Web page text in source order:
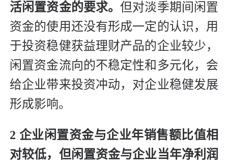
活闲置资金的要求。但对淡季期间闲置
资金的使用还没有形成一定的认识，用
于投资稳健获益理财产品的企业较少，
闲置资金流向的不稳定性和多元化，会
给企业带来投资冲动，对企业稳健发展
形成影响。
2 企业闲置资金与企业年销售额比值相
对较低，但闲置资金与企业当年净利润